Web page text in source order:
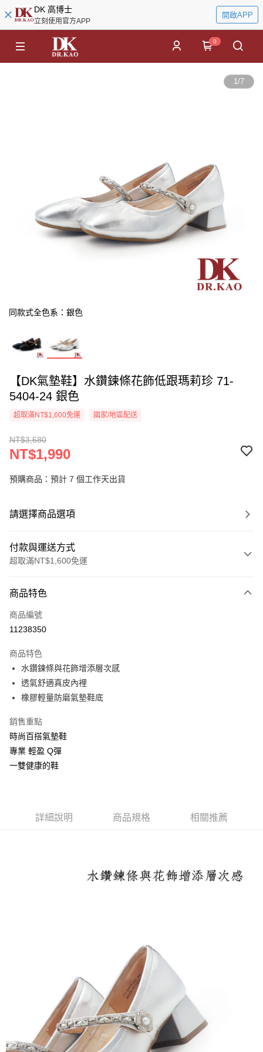
DK 高博士
立刻使用官方APP
開啟APP
0
1/7
同款式全色系：銀色
【DK氣墊鞋】水鑽鍊條花飾低跟瑪莉珍 71-
5404-24 銀色
超取滿NT$1,600免運 國家/地區配送
NT$3,680
NT$1,990
預購商品：預計 7 個工作天出貨
請選擇商品選項
付款與運送方式
超取滿NT$1,600免運
信用卡一次付款
LINE Pay
街口支付
悠遊付
ATM付款
付款後萊爾富取貨
每筆NT$100，滿NT$2,000(含以上)免運費
商品特色
商品編號
11238350
商品特色
水鑽鍊條與花飾增添層次感
透氣舒適真皮內裡
橡膠輕量防磨氣墊鞋底
銷售重點
時尚百搭氣墊鞋
專業 輕盈 Q彈
一雙健康的鞋
詳細說明 商品規格 相關推薦